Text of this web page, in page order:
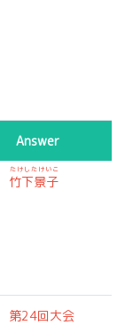
Answer
竹下景子
たけしたけいこ
第24回大会